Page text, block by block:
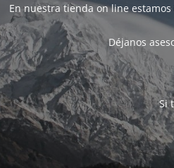
En nuestra tienda on line
Déjanos
Si